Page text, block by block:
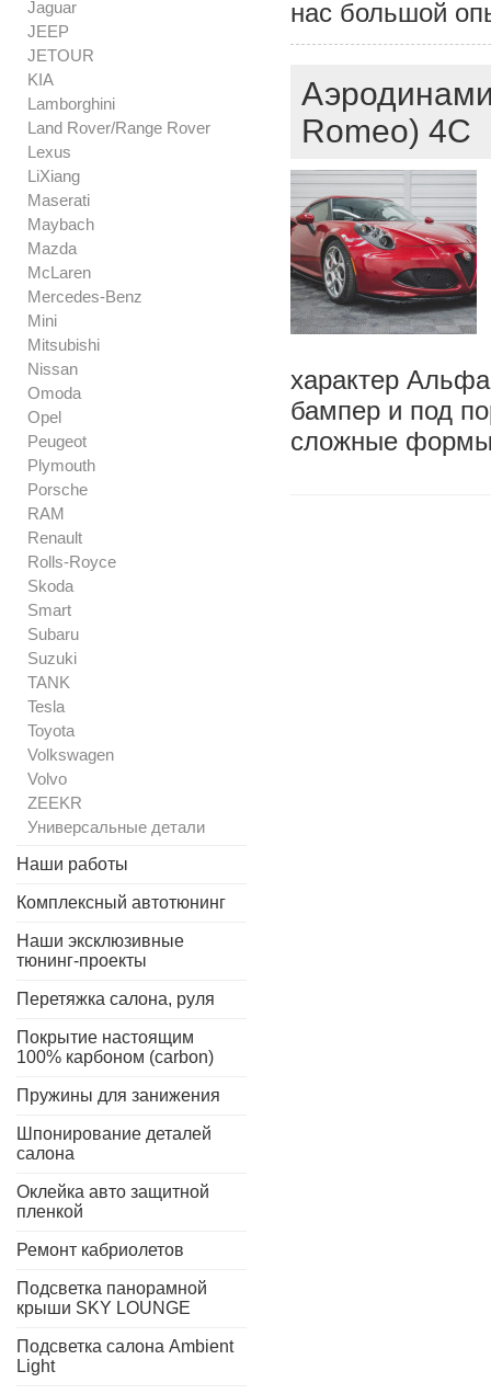
Jaguar
JEEP
JETOUR
KIA
Lamborghini
Land Rover/Range Rover
Lexus
LiXiang
Maserati
Maybach
Mazda
McLaren
Mercedes-Benz
Mini
Mitsubishi
Nissan
Omoda
Opel
Peugeot
Plymouth
Porsche
RAM
Renault
Rolls-Royce
Skoda
Smart
Subaru
Suzuki
TANK
Tesla
Toyota
Volkswagen
Volvo
ZEEKR
Универсальные детали
Наши работы
Комплексный автотюнинг
Наши эксклюзивные
тюнинг-проекты
Перетяжка салона, руля
Покрытие настоящим
100% карбоном (carbon)
Пружины для занижения
Шпонирование деталей
салона
Оклейка авто защитной
пленкой
Ремонт кабриолетов
Подсветка панорамной
крыши SKY LOUNGE
Подсветка салона Ambient
Light
нас большой
Romeo) 4C
характер
бампер и под
сложные